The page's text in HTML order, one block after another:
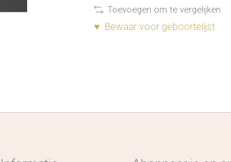
Toevoegen om te vergelijken
♥ Bewaar voor geboortelijst